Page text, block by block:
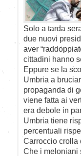
Solo a tarda
due nuovi
aver
cittadini hanno
Eppure se la
Umbria a
propaganda di
viene fatta ai
era debole in
Umbria tiene
percentuali
Carroccio crolla
Che i meloniani